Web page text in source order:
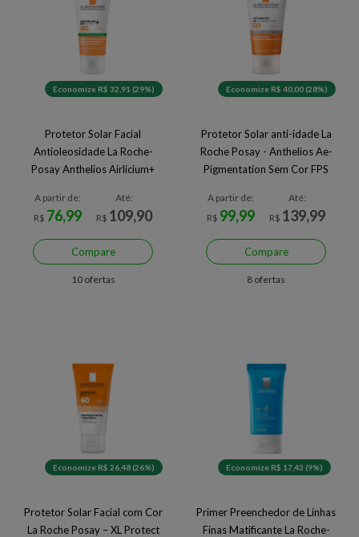
Economize R$ 32,91 (29%)
Protetor Solar Facial
Antioleosidade La Roche-
Posay Anthelios Airlicium+
A partir de:
R$ 76,99
Até:
R$ 109,90
Compare
10 ofertas
Economize R$ 40,00 (28%)
Protetor Solar anti-idade La
Roche Posay - Anthelios Ae-
Pigmentation Sem Cor FPS
A partir de:
R$ 99,99
Até:
R$ 139,99
Compare
8 ofertas
Economize R$ 26,48 (26%)
Protetor Solar Facial com Cor
La Roche Posay – XL Protect
Economize R$ 17,43 (9%)
Primer Preenchedor de Linhas
Finas Matificante La Roche-